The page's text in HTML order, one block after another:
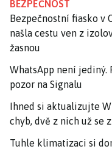
BEZPEČNOST
Bezpečnostní fiasko v
našla cestu ven z
žasnou
WhatsApp není
pozor na Signalu
Ihned si aktualizujte
chyb, dvě z nich už se
Tuhle klimatizaci si